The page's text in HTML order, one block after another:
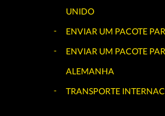
UNIDO
ENVIAR UM PACOTE
ENVIAR UM PACOTE
ALEMANHA
TRANSPORTE